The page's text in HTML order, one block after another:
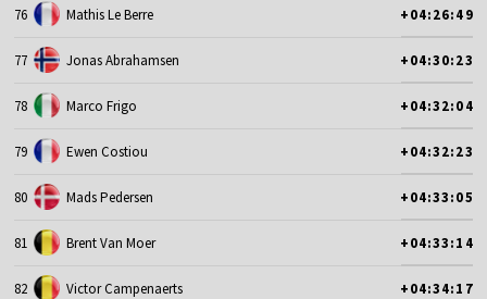
76 Mathis Le Berre +04:26:49
77 Jonas Abrahamsen +04:30:23
78 Marco Frigo +04:32:04
79 Ewen Costiou +04:32:23
80 Mads Pedersen +04:33:05
81 Brent Van Moer +04:33:14
82 Victor Campenaerts +04:34:17